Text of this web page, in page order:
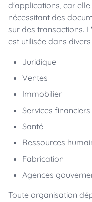
d'applications, car
nécessitant des
sur des transactions.
est utilisée dans
Juridique
Ventes
Immobilier
Services financiers
Santé
Ressources
Fabrication
Agences
Toute organisation